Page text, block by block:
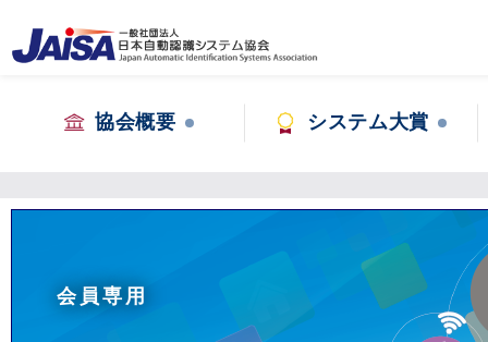
協会概要 システム大賞
会員専用